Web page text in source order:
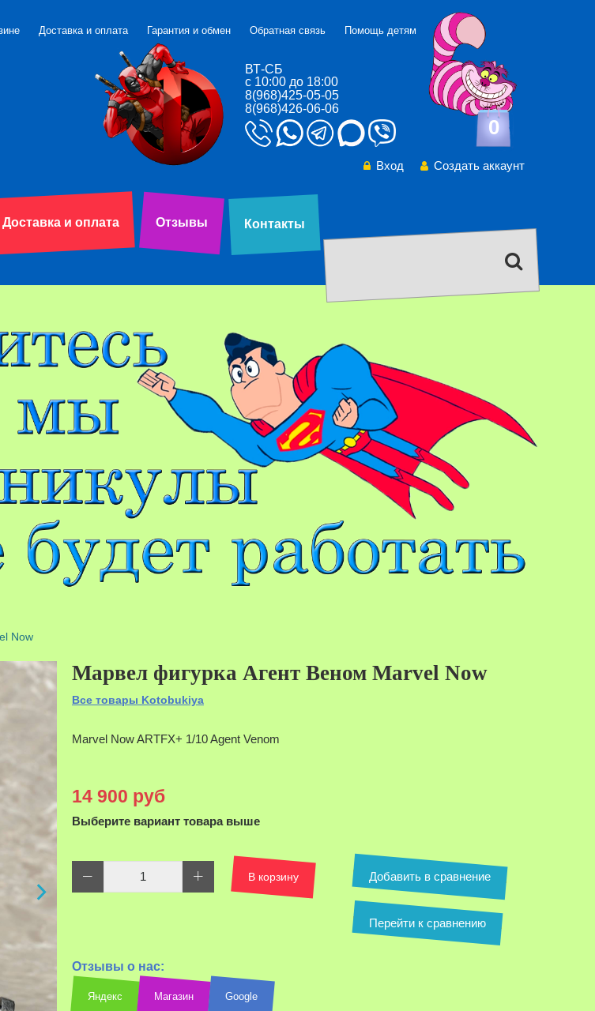
ВТ-СБ
с 10:00 до 18:00
8(968)425-05-05
8(968)426-06-06
Доставка и оплата Гарантия и обмен Обратная связь Помощь детям
0
Вход Создать аккаунт
Доставка и оплата Отзывы Контакты
Now
Марвел фигурка Агент Веном Marvel Now
Все товары Kotobukiya
Marvel Now ARTFX+ 1/10 Agent Venom
14 900 руб
Выберите вариант товара выше
В корзину Добавить в сравнение
Перейти к сравнению
Отзывы о нас:
Яндекс Магазин Google